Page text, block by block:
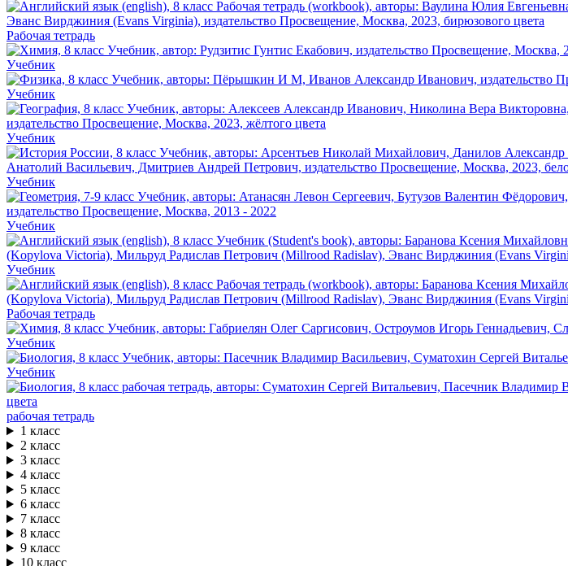
Рабочая тетрадь
Учебник
Учебник
Учебник
Учебник
Учебник
Учебник
Рабочая тетрадь
Учебник
Учебник
рабочая тетрадь
1 класс
2 класс
3 класс
4 класс
5 класс
6 класс
7 класс
8 класс
9 класс
10 класс